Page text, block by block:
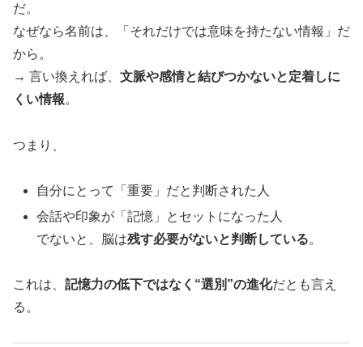
だ。
なぜなら名前は、「それだけでは意味を持たない情報」だ
から。
→ 言い換えれば、 文脈や感情と結びつかないと定着しに
くい情報。
つまり、
自分にとって「重要」だと判断された人
会話や印象が「記憶」とセットになった人
でないと、脳は残す必要がないと判断している。
これは、 記憶力の低下ではなく“選別”の進化だとも言え
る。